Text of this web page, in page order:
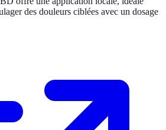
des douleurs ciblées avec un dosage